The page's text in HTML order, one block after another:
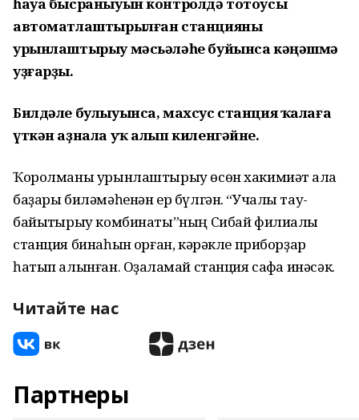
автоматлаштырылған станцияны
урынлаштырыу мәсьәләһе буйынса кәңәшмә
уҙғарҙы.
Билдәле булыуынса, махсус станция ҡалаға
үткән аҙнала уҡ алып киленгәйне.
Ҡоролманы урынлаштырыу өсөн хакимиәт ҡала
баҙары биләмәһенән ер бүлгән. “Учалы тау-
байыҡтырыу комбинаты”ның Сибай филиалы
станция бинаһын ҡорған, кәрәкле приборҙар
һатып алынған. Оҙаҡламай станция сафҡа инәсәк.
Читайте нас
Партнеры